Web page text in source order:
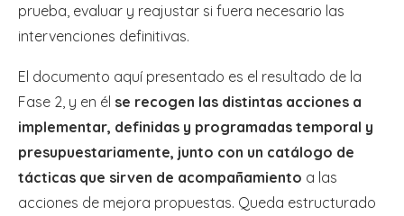
prueba, evaluar y reajustar si fuera necesario las
intervenciones definitivas.
El documento aquí presentado es el resultado de la
Fase 2, y en él se recogen las distintas acciones a
implementar, definidas y programadas temporal y
presupuestariamente, junto con un catálogo de
tácticas que sirven de acompañamiento a las
acciones de mejora propuestas. Queda estructurado